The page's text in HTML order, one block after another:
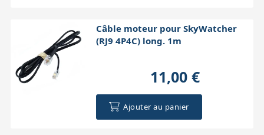
Câble moteur pour SkyWatcher
(RJ9 4P4C) long. 1m
11,00 €
Ajouter au panier